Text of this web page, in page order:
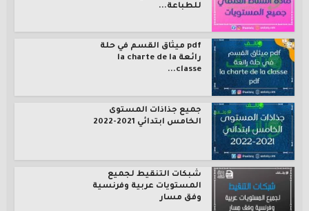
للطباعة...
pdf ميثاق القسم في حلة
رائعة la charte de la
classe...
جميع جذاذات المستوى
الخامس ابتدائي 2021-2022
شبكات التنقيط لجميع
المستويات عربية وفرنسية
وفق مسار